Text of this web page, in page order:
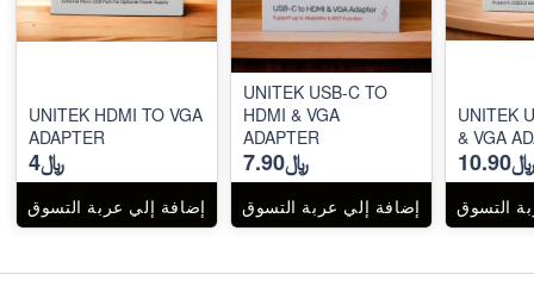
UNITEK HDMI TO VGA
ADAPTER
﷼4
إضافة إلي عربة التسوق
UNITEK USB-C TO
HDMI & VGA
ADAPTER
﷼7.90
إضافة إلي عربة التسوق
UNITEK
&
﷼10.90
التسوق